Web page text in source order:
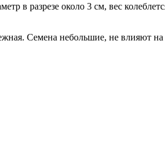
в разрезе около 3 см, вес
Семена небольшие, не влияют на